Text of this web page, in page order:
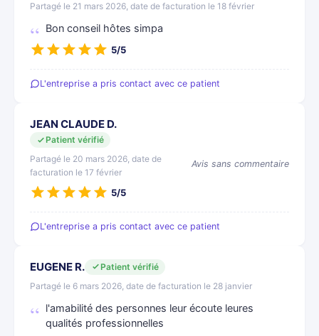
Partagé le 21 mars 2026, date de facturation le 18 février
Bon conseil hôtes simpa
5/5
L'entreprise a pris contact avec ce patient
JEAN CLAUDE D.
Patient vérifié
Partagé le 20 mars 2026, date de
facturation le 17 février
Avis sans commentaire
5/5
L'entreprise a pris contact avec ce patient
EUGENE R.
Patient vérifié
Partagé le 6 mars 2026, date de facturation le 28 janvier
l'amabilité des personnes leur écoute leures
qualités professionnelles